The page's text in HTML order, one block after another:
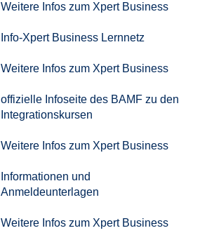
Weitere Infos zum Xpert Business
Info-Xpert Business Lernnetz
Weitere Infos zum Xpert Business
offizielle Infoseite des BAMF zu den
Integrationskursen
Weitere Infos zum Xpert Business
Informationen und
Anmeldeunterlagen
Weitere Infos zum Xpert Business